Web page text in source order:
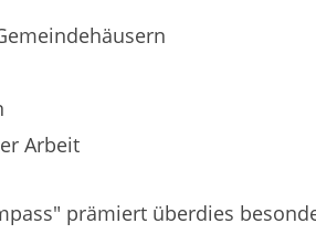
Arbeit
prämiert überdies